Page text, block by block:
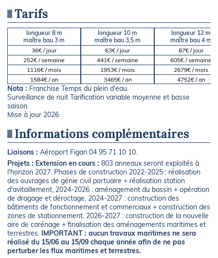
Tarifs
longueur 8 m
maître bau 3 m
36€ / jour
252€ / semaine
1116€ / mois
1584€ / an
longueur 10 m
maître bau 3,5 m
63€ / jour
441€ / semaine
1953€ / mois
3465€ / an
longueur 12 m
maître bau 4 m
87€ / jour
605€ / semaine
2679€ / mois
4752€ / an
Nota : Franchise Temps du plein d'eau.
Surveillance de nuit Tarification variable moyenne et basse
saison.
Mise à jour 2026
Informations complémentaires
Liaisons : Aéroport Figari 04 95 71 10 10.
Projets : Extension en cours : 803 anneaux seront exploités à
l'horizon 2027. Phases de construction 2022-2025 : réalisation
des ouvrages de génie civil portuaire + réalisation station
d'avitaillement, 2024-2026 : aménagement du bassin + opération
de dragage et déroctage, 2024-2027 : construction des
bâtiments de fonctionnement et commerciaux + construction des
zones de stationnement, 2026-2027 : construction de la nouvelle
aire de carénage + finalisation des aménagements maritimes et
terrestres. IMPORTANT : aucun travaux maritimes ne sera
réalisé du 15/06 au 15/09 chaque année afin de ne pas
perturber les flux maritimes et terrestres.